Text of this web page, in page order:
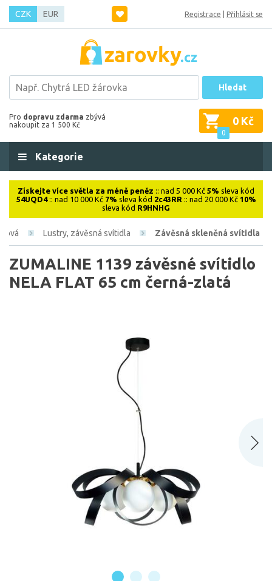
CZK EUR Registrace Přihlásit se
Hledat
Pro dopravu zdarma zbývá
nakoupit za 1 500 Kč
0
0 Kč
Kategorie
Získejte více světla za méně peněz :: nad 5 000 Kč 5% sleva kód
54UQD4:: nad 10 000 Kč 7% sleva kód 2c43RR :: nad 20 000 Kč 10%
sleva kód R9HNHG
Lustry, závěsná svítidla Závěsná skleněná svítidla
ZUMALINE 1139 závěsné svítidlo
NELA FLAT 65 cm černá-zlatá